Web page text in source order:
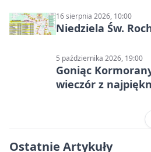
16 sierpnia 2026, 10:00
Niedziela Św.
5 października 2026, 19:00
Goniąc
wieczór z
Ostatnie Artykuły